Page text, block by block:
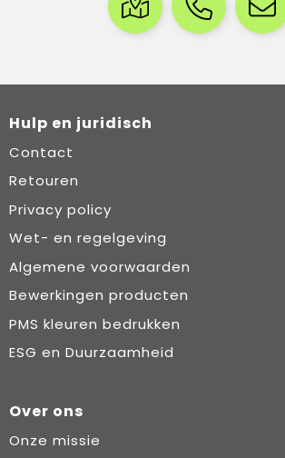
Hulp en juridisch
Contact
Retouren
Privacy policy
Wet- en regelgeving
Algemene voorwaarden
Bewerkingen producten
PMS kleuren bedrukken
ESG en Duurzaamheid
Over ons
Onze missie